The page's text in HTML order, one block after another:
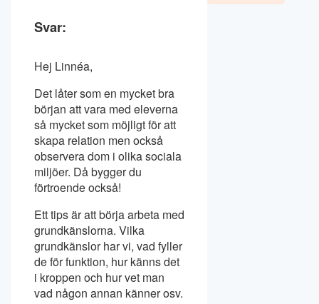
Svar:
Hej Linnéa,
Det låter som en mycket bra
början att vara med eleverna
så mycket som möjligt för att
skapa relation men också
observera dom i olika sociala
miljöer. Då bygger du
förtroende också!
Ett tips är att börja arbeta med
grundkänslorna. Vilka
grundkänslor har vi, vad fyller
de för funktion, hur känns det
i kroppen och hur vet man
vad någon annan känner osv.